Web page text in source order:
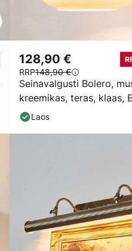
Seinavalgusti Bolero,
kreemikas, teras, klaas,
128,90 €
RRP148,90 €
Laos